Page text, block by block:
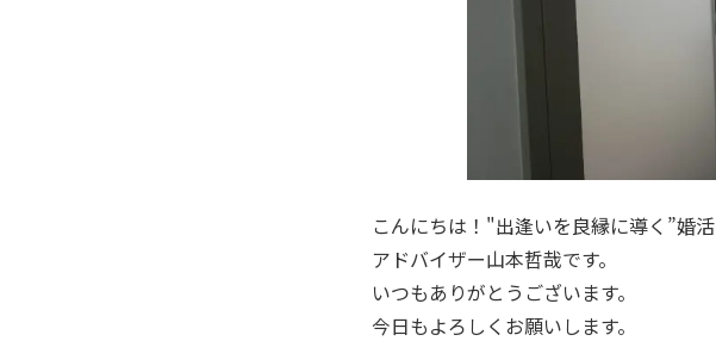
こんにちは！"出逢いを良縁に導く”婚活
アドバイザー山本哲哉です。
いつもありがとうございます。
今日もよろしくお願いします。